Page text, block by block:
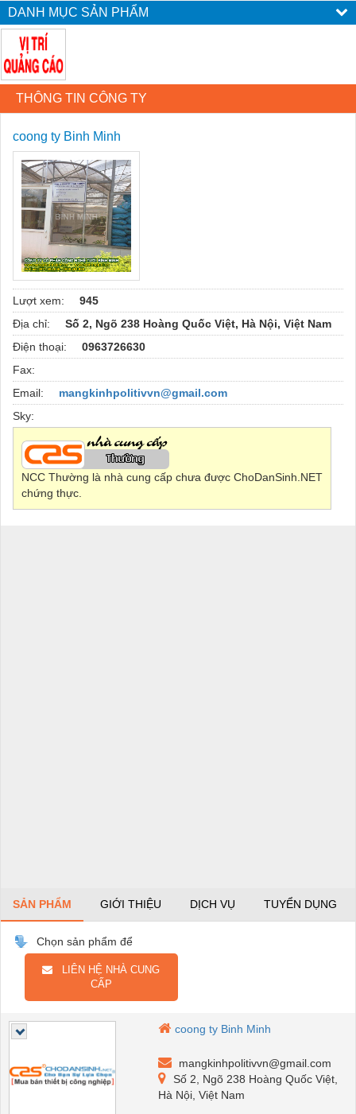
DANH MỤC SẢN PHẨM
THÔNG TIN CÔNG TY
coong ty Binh Minh
Lượt xem:
945
Địa chỉ:
Số 2, Ngõ 238 Hoàng Quốc Việt, Hà Nội, Việt Nam
Điện thoại:
0963726630
Fax:
Email:
mangkinhpolitivvn@gmail.com
Sky:
NCC Thường là nhà cung cấp chưa được ChoDanSinh.NET
chứng thực.
SẢN PHẨM GIỚI THIỆU DỊCH VỤ TUYỂN DỤNG
Chọn sản phẩm để
LIÊN HỆ NHÀ CUNG
CẤP
coong ty Binh Minh
mangkinhpolitivvn@gmail.com
Số 2, Ngõ 238 Hoàng Quốc Việt,
Hà Nội, Việt Nam